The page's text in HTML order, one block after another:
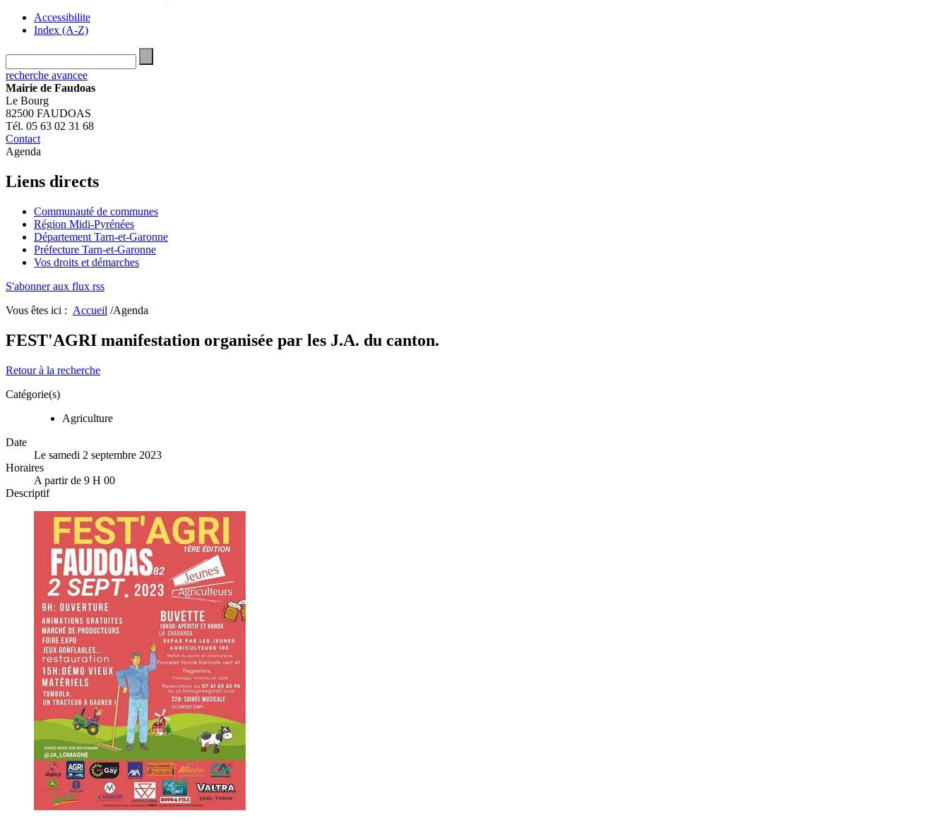
Accessibilite
Index (A-Z)
recherche avancee
Mairie de Faudoas
Le Bourg
82500 FAUDOAS
Tél. 05 63 02 31 68
Contact
Agenda
Liens directs
Communauté de communes
Région Midi-Pyrénées
Département Tarn-et-Garonne
Préfecture Tarn-et-Garonne
Vos droits et démarches
S'abonner aux flux rss
Vous êtes ici : Accueil /Agenda
FEST'AGRI manifestation organisée par les J.A. du canton.
Retour à la recherche
Catégorie(s)
Agriculture
Date
Le samedi 2 septembre 2023
Horaires
A partir de 9 H 00
Descriptif